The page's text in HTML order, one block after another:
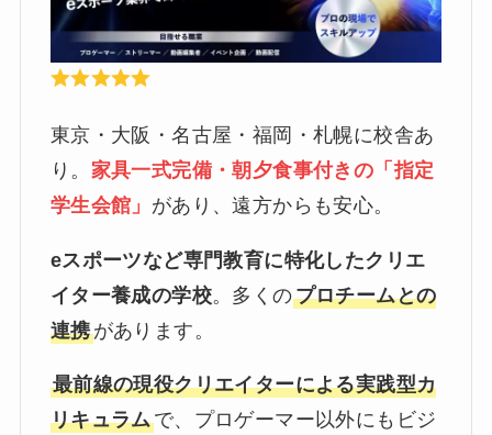
東京・大阪・名古屋・福岡・札幌に校舎あ
り。 家具一式完備・朝夕食事付きの「指定
学生会館」 があり、遠方からも安心。
eスポーツなど専門教育に特化したクリエ
イター養成の学校。多くのプロチームとの
連携があります。
最前線の現役クリエイターによる実践型カ
リキュラムで、プロゲーマー以外にもビジ